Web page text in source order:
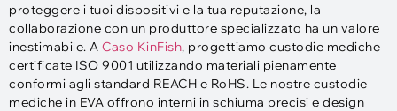
proteggere i tuoi dispositivi e la tua reputazione, la
collaborazione con un produttore specializzato ha un valore
inestimabile. A Caso KinFish, progettiamo custodie mediche
certificate ISO 9001 utilizzando materiali pienamente
conformi agli standard REACH e RoHS. Le nostre custodie
mediche in EVA offrono interni in schiuma precisi e design